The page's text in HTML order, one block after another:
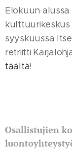
Elokuun alussa
kulttuurikeskus
syyskuussa
retriitti
täältä!
Osallistujien